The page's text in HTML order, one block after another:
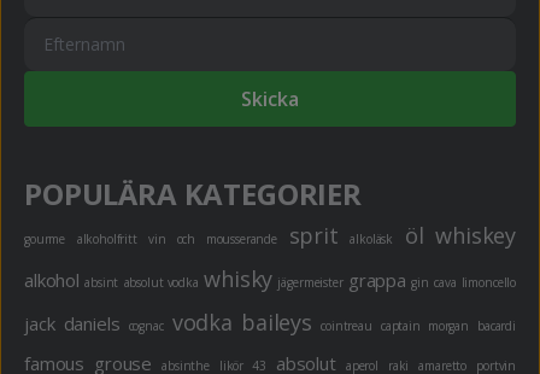
Skicka
POPULÄRA KATEGORIER
gourme alkoholfritt vin och mousserande sprit alkoläsk öl whiskey
alkohol absint absolut vodka whisky jägermeister grappa gin cava limoncello
jack daniels cognac vodka baileys cointreau captain morgan bacardi
famous grouse absinthe likör 43 absolut aperol raki amaretto portvin